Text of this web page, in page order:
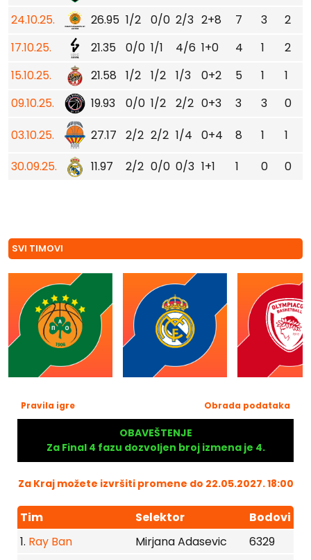
24.10.25. 26.95 1/2 0/0 2/3 2+8 7 3 2
17.10.25.
21.35 0/0 1/1 4/6 1+0 4 1 2
15.10.25.
21.58 1/2 1/2 1/3 0+2 5 1 1
09.10.25.
19.93 0/0 1/2 2/2 0+3 3 3 0
03.10.25.
27.17 2/2 2/2 1/4 0+4 8 1 1
30.09.25.
11.97 2/2 0/0 0/3 1+1 1 0 0
SVI TIMOVI
Pravila igre Obrada podataka
OBAVEŠTENJE
Za Final 4 fazu dozvoljen broj izmena je 4.
Za Kraj možete izvršiti promene do 22.05.2027. 18:00
Tim Selektor
Bodovi
1. Ray Ban Mirjana Adasevic 6329